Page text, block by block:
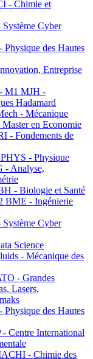
- Chimie et
Cyber
des Hautes
Entreprise
M1 MJH -
Hadamard
- Mécanique
en Economie
- Fondements de
- Physique
Analyse,
- Biologie et Santé
- Ingénierie
Cyber
Science
- Mécanique des
- Grandes
Lasers,
des Hautes
Centre International
- Chimie des